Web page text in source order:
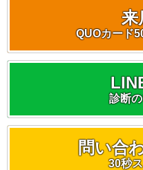
来
QUOカード
診断
問い合
30秒